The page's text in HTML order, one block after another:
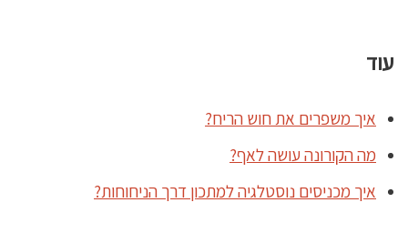
עוד
איך משפרים את חוש הריח?
מה הקורונה עושה לאף?
איך מכניסים נוסטלגיה למתכון דרך הניחוחות?